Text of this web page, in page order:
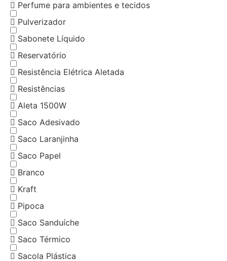
Perfume para ambientes e tecidos
Pulverizador
Sabonete Líquido
Reservatório
Resistência Elétrica Aletada
Resistências
Aleta 1500W
Saco Adesivado
Saco Laranjinha
Saco Papel
Branco
Kraft
Pipoca
Saco Sanduíche
Saco Térmico
Sacola Plástica